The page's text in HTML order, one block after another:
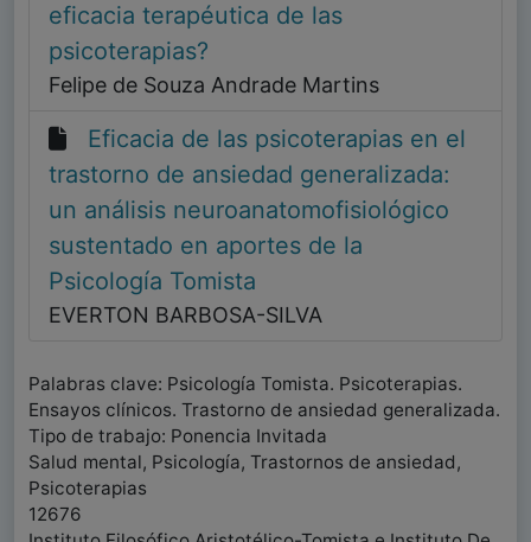
eficacia terapéutica de las
psicoterapias?
Felipe de Souza Andrade Martins
Eficacia de las psicoterapias en el
trastorno de ansiedad generalizada:
un análisis neuroanatomofisiológico
sustentado en aportes de la
Psicología Tomista
EVERTON BARBOSA-SILVA
Palabras clave: Psicología Tomista. Psicoterapias.
Ensayos clínicos. Trastorno de ansiedad generalizada.
Tipo de trabajo: Ponencia Invitada
Salud mental, Psicología, Trastornos de ansiedad,
Psicoterapias
12676